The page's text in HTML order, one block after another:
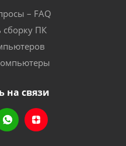
– FAQ
сборку ПК
на связи